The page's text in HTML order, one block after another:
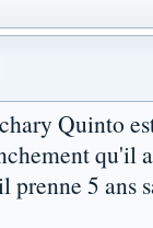
Quinto
qu'il
prenne 5 ans